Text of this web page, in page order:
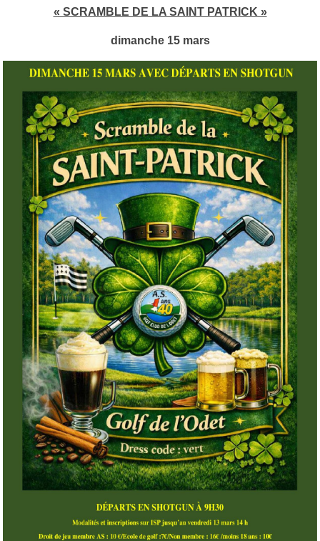
« SCRAMBLE DE LA SAINT PATRICK »
dimanche 15 mars